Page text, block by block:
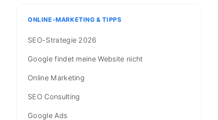
ONLINE-MARKETING & TIPPS
SEO-Strategie 2026
Google findet meine Website nicht
Online Marketing
SEO Consulting
Google Ads